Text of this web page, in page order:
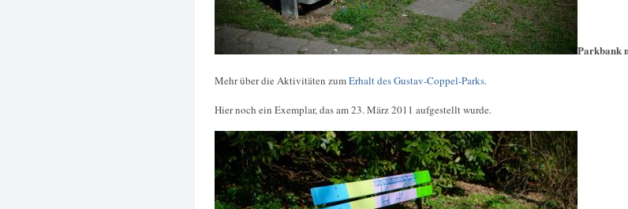
Parkbank
Mehr über die Aktivitäten zumErhalt des Gustav-Coppel-Parks.
Hier noch ein Exemplar, das am 23. März 2011 aufgestellt wurde.